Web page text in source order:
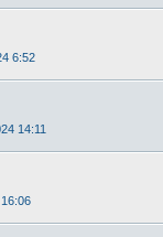
6:52
14:11